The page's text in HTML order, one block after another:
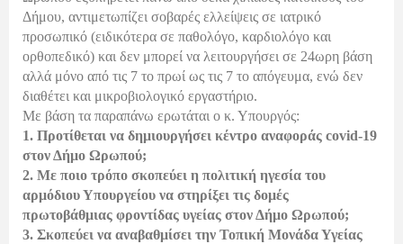
Δήμου, αντιμετωπίζει σοβαρές ελλείψεις σε ιατρικό
προσωπικό (ειδικότερα σε παθολόγο, καρδιολόγο και
ορθοπεδικό) και δεν μπορεί να λειτουργήσει σε 24ωρη βάση
αλλά μόνο από τις 7 το πρωί ως τις 7 το απόγευμα, ενώ δεν
διαθέτει και μικροβιολογικό εργαστήριο.
Με βάση τα παραπάνω ερωτάται ο κ. Υπουργός:
1. Προτίθεται να δημιουργήσει κέντρο αναφοράς covid-19
στον Δήμο Ωρωπού;
2. Με ποιο τρόπο σκοπεύει η πολιτική ηγεσία του
αρμόδιου Υπουργείου να στηρίξει τις δομές
πρωτοβάθμιας φροντίδας υγείας στον Δήμο Ωρωπού;
3. Σκοπεύει να αναβαθμίσει την Τοπική Μονάδα Υγείας